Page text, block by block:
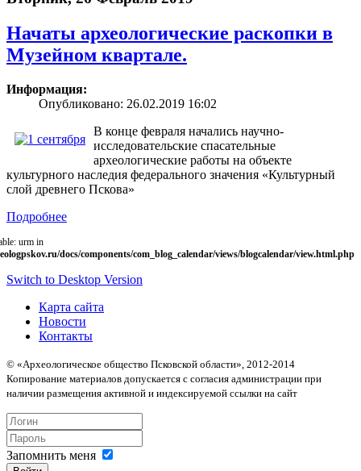
Начаты археологические раскопки в
Музейном квартале.
Информация:
Опубликовано: 26.02.2019 16:02
В конце февраля начались научно-
исследовательские спасательные
археологические работы на объекте
культурного наследия федерального значения «Культурный
слой древнего Пскова»
Подробнее
urm in
docs/components/com_blog_calendar/views/blogcalendar/view.html.php
Switch to Desktop Version
Карта сайта
Новости
Контакты
© «Археологическое общество Псковской области», 2012-2014
Копирование материалов допускается с согласия администрации при
наличии размещения активной и индексируемой ссылки на сайт
Запомнить меня